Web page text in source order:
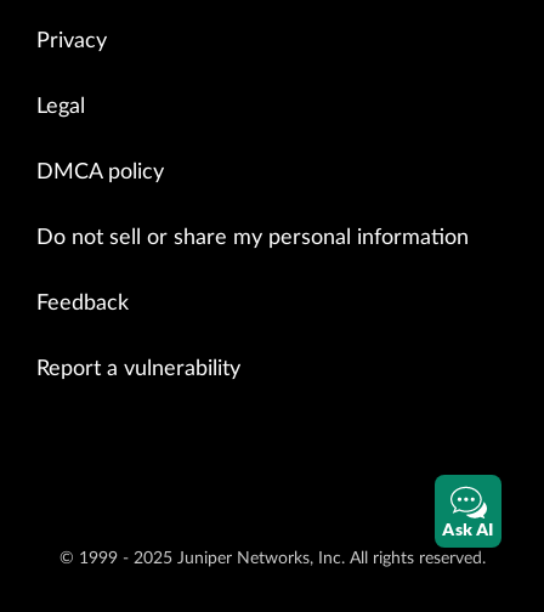
Privacy
Legal
DMCA policy
Do not sell or share my personal information
Feedback
Report a vulnerability
© 1999 - 2025 Juniper Networks, Inc. All rights reserved.
Ask AI